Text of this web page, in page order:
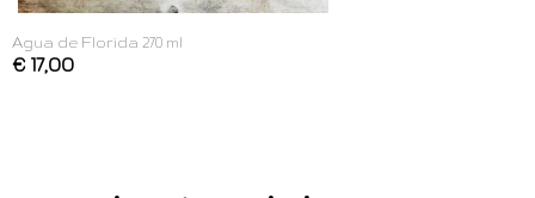
Agua de Florida 270 ml
€ 17,00